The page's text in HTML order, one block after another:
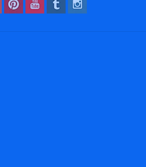
en 6 breedte maten. Andere
met een lengte van 180